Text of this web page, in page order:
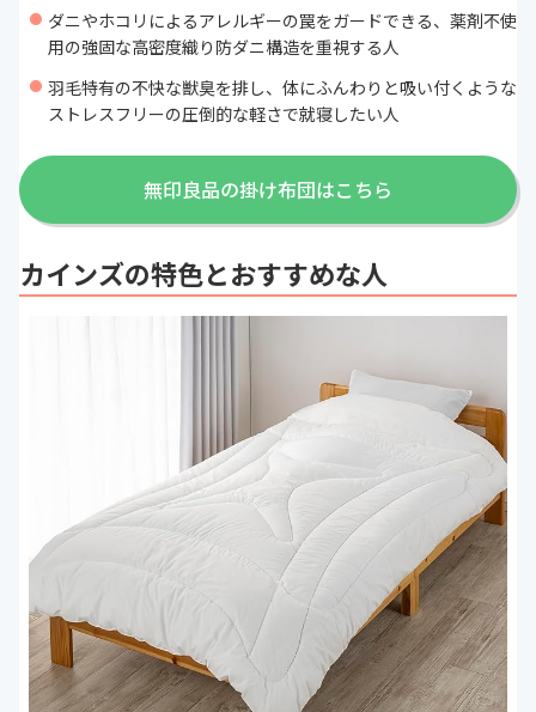
ダニやホコリによるアレルギーの罠をガードできる、薬剤不使
用の強固な高密度織り防ダニ構造を重視する人
羽毛特有の不快な獣臭を排し、体にふんわりと吸い付くような
ストレスフリーの圧倒的な軽さで就寝したい人
無印良品の掛け布団はこちら
カインズの特色とおすすめな人